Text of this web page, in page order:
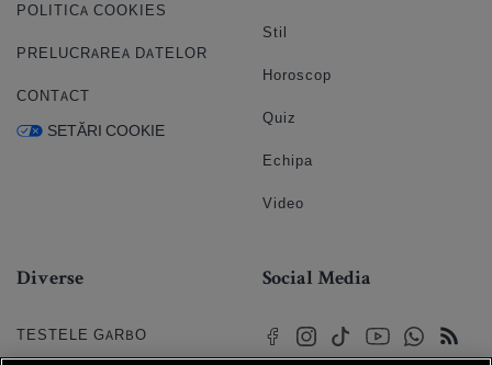
POLITICA COOKIES
PRELUCRAREA DATELOR
CONTACT
SETĂRI COOKIE
Stil
Horoscop
Quiz
Echipa
Video
Diverse
TESTELE GARBO
Social Media